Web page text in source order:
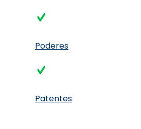
Poderes
Patentes